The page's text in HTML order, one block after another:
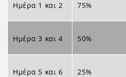
Ημέρα 1 και 2 75%
Ημέρα 3 και 4 50%
Ημέρα 5 και 6 25%